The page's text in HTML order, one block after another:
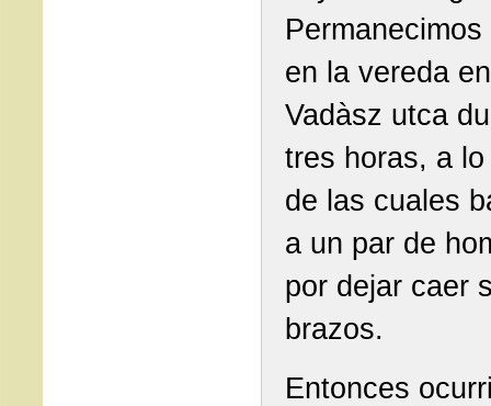
en la vereda en
Vadàsz utca
tres horas, a
de las cuales
a un par de
por dejar caer
brazos.
Entonces